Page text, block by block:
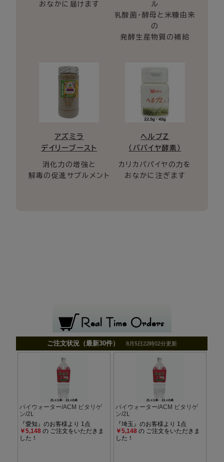
おなかに届けます
ル
乳酸菌・酵母と米糠由来
の
発酵生産物質の補給
アズミラ
デイリーブースト
消化力の増強と
解毒の促進サプルメント
ヘルプＺ
（パパイヤ酵素）
カリカパパイヤの力を
おなかに注ぎます